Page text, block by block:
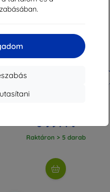
-10%
3mk FlexibleGlass Pro hibrid üveg
8 991 Ft
Raktáron > 5 darab